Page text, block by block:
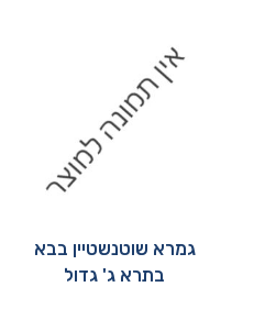
גמרא שוטנשטיין בבא
בתרא ג' גדול